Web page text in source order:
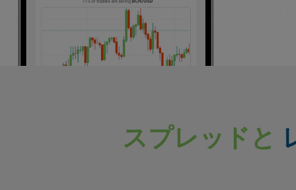
スプレッドと